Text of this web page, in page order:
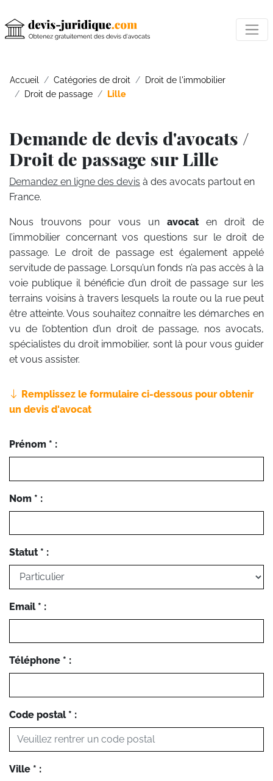
Accueil Catégories de droit
Droit de l'immobilier
Droit de passage
Lille
Demande de devis d'avocats /
Droit de passage sur Lille
Demandez en ligne des devis à des avocats partout en
France.
Nous trouvons pour vous un avocat en droit de
l’immobilier concernant vos questions sur le droit de
passage. Le droit de passage est également appelé
servitude de passage. Lorsqu’un fonds n’a pas accès à la
voie publique il bénéficie d’un droit de passage sur les
terrains voisins à travers lesquels la route ou la rue peut
être atteinte. Vous souhaitez connaitre les démarches en
vu de l’obtention d’un droit de passage, nos avocats,
spécialistes du droit immobilier, sont là pour vous guider
et vous assister.
Remplissez le formulaire ci-dessous pour obtenir
un devis d'avocat
Prénom * :
Nom * :
Statut * :
Email * :
Téléphone * :
Code postal * :
Ville * :